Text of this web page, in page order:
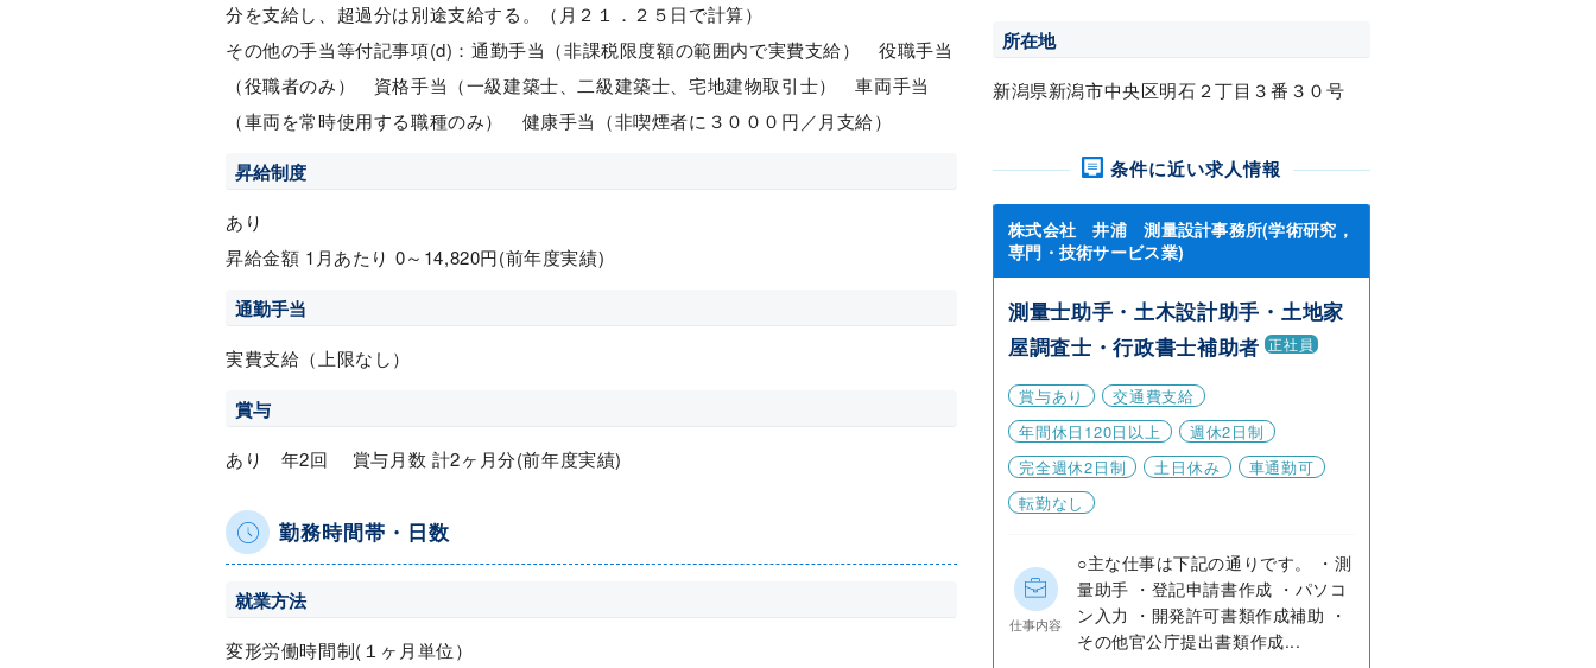
分を支給し、超過分は別途支給する。（月２１．２５日で計算）
その他の手当等付記事項(d)：通勤手当（非課税限度額の範囲内で実費支給） 役職手当
（役職者のみ） 資格手当（一級建築士、二級建築士、宅地建物取引士） 車両手当
（車両を常時使用する職種のみ） 健康手当（非喫煙者に３０００円／月支給）
昇給制度
あり
昇給金額 1月あたり 0～14,820円(前年度実績)
通勤手当
実費支給（上限なし）
賞与
あり 年2回 賞与月数 計2ヶ月分(前年度実績)
勤務時間帯・日数
就業方法
変形労働時間制(１ヶ月単位）
所在地
新潟県新潟市中央区明石２丁目３番３０号
条件に近い求人情報
株式会社 井浦 測量設計事務所(学術研究，
専門・技術サービス業)
測量士助手・土木設計助手・土地家
屋調査士・行政書士補助者 正社員
賞与あり
交通費支給
年間休日120日以上
週休2日制
完全週休2日制
土日休み
車通勤可
転勤なし
仕事内容
○主な仕事は下記の通りです。 ・測
量助手 ・登記申請書作成 ・パソコ
ン入力 ・開発許可書類作成補助 ・
その他官公庁提出書類作成...